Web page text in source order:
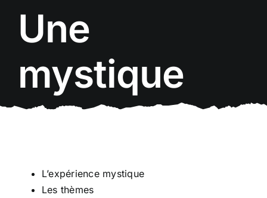
contenuUne
mystique
L’expérience mystique
Les thèmes